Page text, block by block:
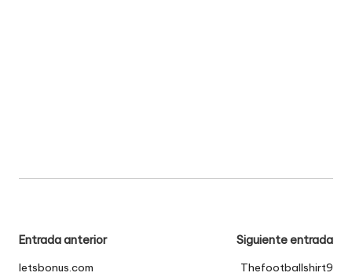
Navegación
de
Entrada anterior
letsbonus.com
Siguiente entrada
Thefootballshirt9